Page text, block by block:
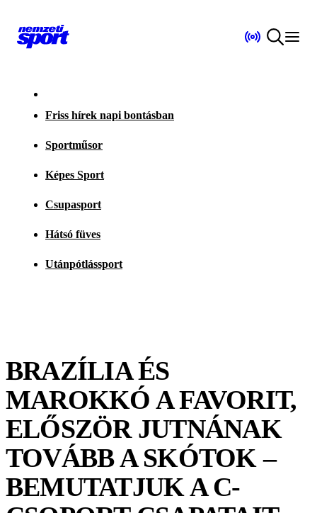
Friss hírek napi bontásban
Sportműsor
Képes Sport
Csupasport
Hátsó füves
Utánpótlássport
BRAZÍLIA ÉS
MAROKKÓ A FAVORIT,
ELŐSZÖR JUTNÁNAK
TOVÁBB A SKÓTOK –
BEMUTATJUK A C-